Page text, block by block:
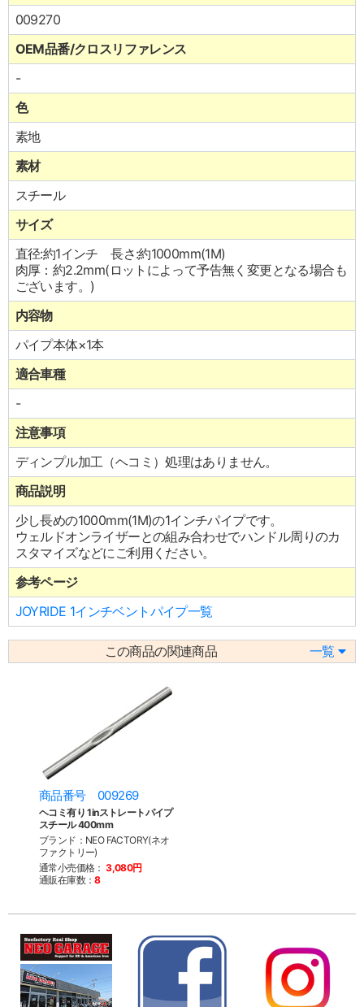
009270
OEM品番/クロスリファレンス
-
色
素地
素材
スチール
サイズ
直径:約1インチ 長さ:約1000mm(1M)
肉厚：約2.2mm(ロットによって予告無く変更となる場合も
ございます。)
内容物
パイプ本体×1本
適合車種
-
注意事項
ディンプル加工（ヘコミ）処理はありません。
商品説明
少し長めの1000mm(1M)の1インチパイプです。
ウェルドオンライザーとの組み合わせでハンドル周りのカ
スタマイズなどにご利用ください。
参考ページ
JOYRIDE 1インチベントパイプ一覧
この商品の関連商品 一覧
商品番号 009269
ヘコミ有り 1inストレートパイプ
スチール 400mm
ブランド：NEO FACTORY(ネオ
ファクトリー)
通常小売価格： 3,080円
通販在庫数：8